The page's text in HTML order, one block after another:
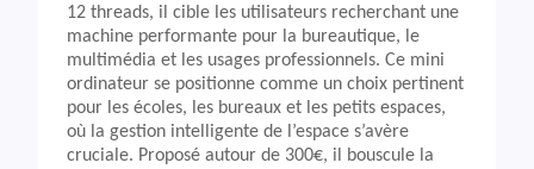
12 threads, il cible les utilisateurs recherchant une
machine performante pour la bureautique, le
multimédia et les usages professionnels. Ce mini
ordinateur se positionne comme un choix pertinent
pour les écoles, les bureaux et les petits espaces,
où la gestion intelligente de l’espace s’avère
cruciale. Proposé autour de 300€, il bouscule la